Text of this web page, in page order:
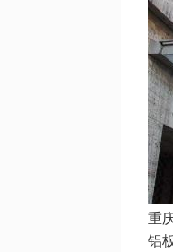
重
铝